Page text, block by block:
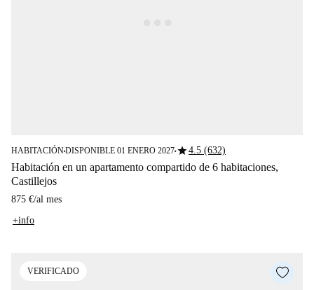
HABITACIÓN■DISPONIBLE 01 ENERO 2027■star4.5 (632)
Habitación en un apartamento compartido de 6 habitaciones,
Castillejos
875 €/al mes
+info
VERIFICADO